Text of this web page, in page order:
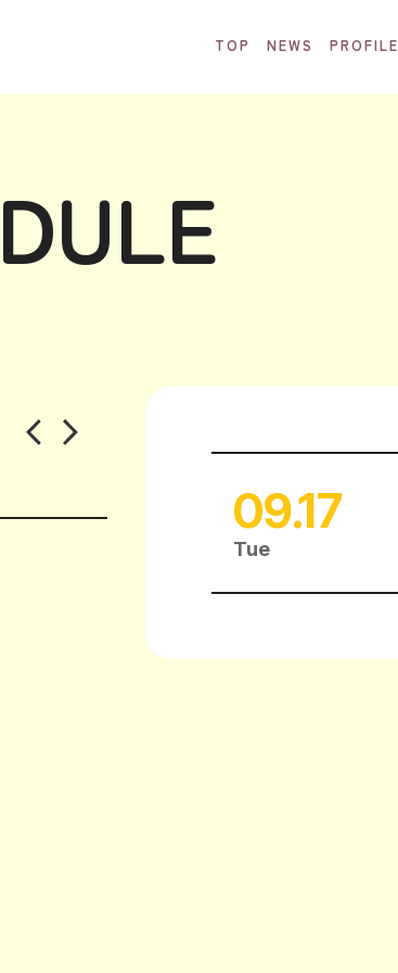
TOP NEWS PROFILE
09.17
Tue